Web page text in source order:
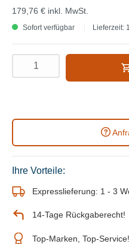
179,76 € inkl. MwSt.
Sofort verfügbar Lieferzeit:
Ihre Vorteile:
Expresslieferung: 1 - 3
14-Tage Rückgaberecht!
Top-Marken, Top-Service!